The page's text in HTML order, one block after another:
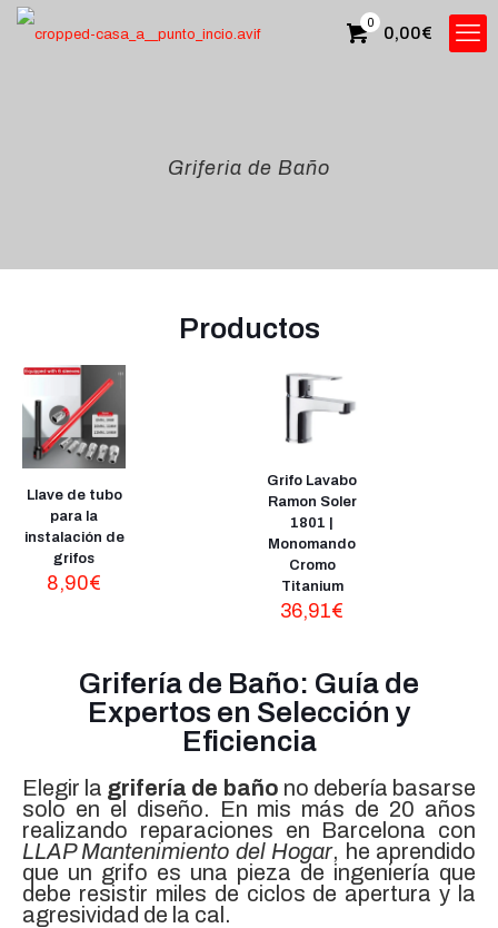
0
0,00€
Griferia de Baño
Productos
Llave de tubo
para la
instalación de
grifos
8,90€
Grifo Lavabo
Ramon Soler
1801 |
Monomando
Cromo
Titanium
36,91€
Grifería de Baño: Guía de
Expertos en Selección y
Eficiencia
Elegir la grifería de baño no debería basarse
solo en el diseño. En mis más de 20 años
realizando reparaciones en Barcelona con
LLAP Mantenimiento del Hogar, he aprendido
que un grifo es una pieza de ingeniería que
debe resistir miles de ciclos de apertura y la
agresividad de la cal.